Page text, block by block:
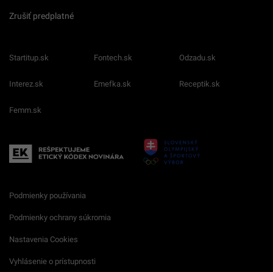
Zrušiť predplatné
Startitup.sk Fontech.sk Odzadu.sk
Interez.sk Emefka.sk Receptik.sk
Femm.sk
Podmienky používania
Podmienky ochrany súkromia
Nastavenia Cookies
Vyhlásenie o prístupnosti